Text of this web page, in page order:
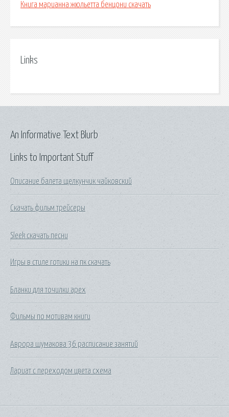
Книга марианна жюльетта бенцони скачать
Links
Links to Important Stuff
Описание балета щелкунчик чайковский
Скачать фильм трейсеры
Sleek скачать песни
Игры в стиле готики на пк скачать
Бланки для точилки apex
Фильмы по мотивам книги
Аврора шумакова 36 расписание занятий
Лариат с переходом цвета схема
An Informative Text Blurb